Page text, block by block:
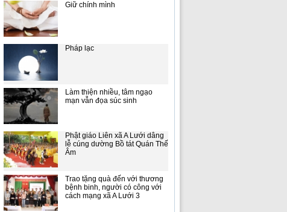
Giữ chính mình
Pháp lạc
Làm thiện nhiều, tâm ngạo
mạn vẫn đọa súc sinh
Phật giáo Liên xã A Lưới dâng
lễ cúng dường Bồ tát Quán Thế
Âm
Trao tặng quà đến với thương
bệnh binh, người có công với
cách mạng xã A Lưới 3